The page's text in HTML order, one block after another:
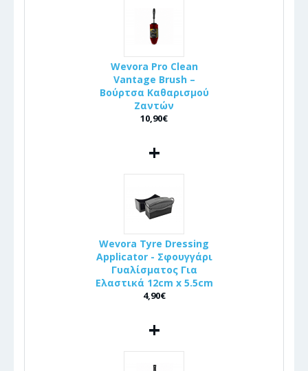
Wevora Pro Clean
Vantage Brush –
Βούρτσα Καθαρισμού
Ζαντών
10,90€
+
Wevora Tyre Dressing
Applicator - Σφουγγάρι
Γυαλίσματος Για
Ελαστικά 12cm x 5.5cm
4,90€
+